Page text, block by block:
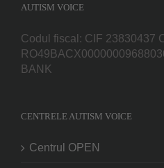
AUTISM VOICE
Codul fiscal: CIF 23830437
BANK
CENTRELE AUTISM VOICE
Centrul OPEN